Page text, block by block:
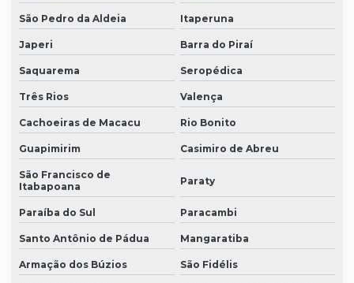
São Pedro da Aldeia Itaperuna
Japeri Barra do Piraí
Saquarema Seropédica
Três Rios Valença
Cachoeiras de Macacu Rio Bonito
Guapimirim Casimiro de Abreu
São Francisco de
Itabapoana
Paraty
Paraíba do Sul Paracambi
Santo Antônio de Pádua Mangaratiba
Armação dos Búzios São Fidélis